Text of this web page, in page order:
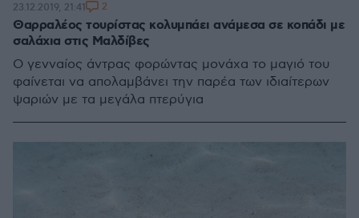
Θαρραλέος τουρίστας κολυμπάει ανάμεσα σε κοπάδι με
σαλάχια στις Μαλδίβες
Ο γενναίος άντρας φορώντας μονάχα το μαγιό του
φαίνεται να απολαμβάνει την παρέα των ιδιαίτερων
ψαριών με τα μεγάλα πτερύγια
23.12.2019, 21:41 2